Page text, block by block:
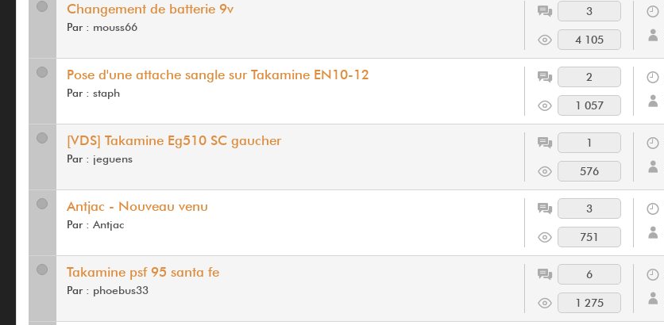
Changement de batterie 9v
Par : mouss66
3
4 105
Pose d'une attache sangle sur Takamine EN10-12
Par :staph
2
1 057
[VDS] Takamine Eg510 SC gaucher
Par : jeguens
1
576
Antjac - Nouveau venu
Par :Antjac
3
751
Takamine psf 95 santa fe
Par : phoebus33
6
1 275